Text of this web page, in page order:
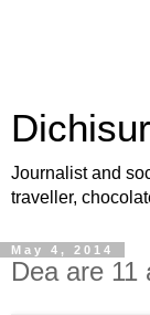
Journalist and
traveller,
May 4, 2014
Dea are 11